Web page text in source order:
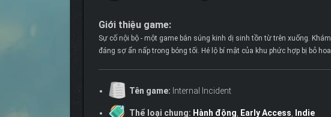
Giới thiệu game:
Sự cố nội bộ - một game bắn súng kinh dị sinh tồn từ trên xuống.
đáng sợ ẩn nấp trong bóng tối. Hé lộ bí mật của khu phức hợp bị bỏ
Tên game: Internal Incident
Thể loại chung: Hành động Early Access Indie